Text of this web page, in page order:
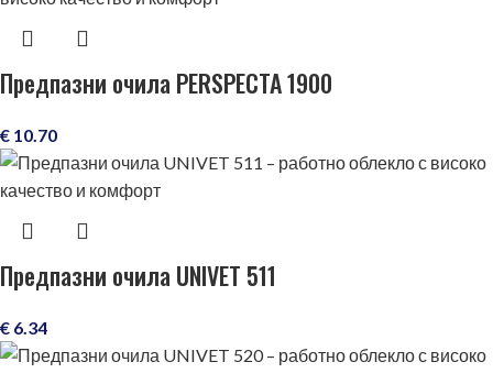
Предпазни очила PERSPECTA 1900
€ 10.70
Предпазни очила UNIVET 511
€ 6.34